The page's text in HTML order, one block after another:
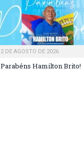
2 DE AGOSTO DE 2026
Parabéns Hamilton Brito!